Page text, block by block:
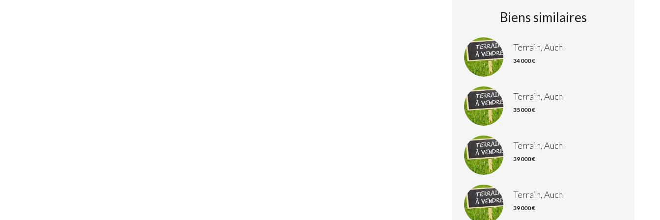
Biens similaires
Terrain, Auch
34 000 €
Terrain, Auch
35 000 €
Terrain, Auch
39 000 €
Terrain, Auch
39 000 €